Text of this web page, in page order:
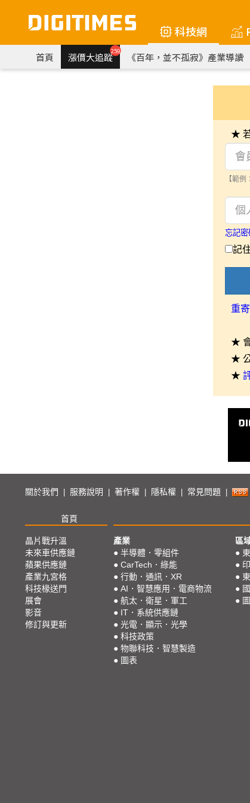
科技網
首頁 漲價大追蹤259 《百年，並不孤寂》產業導讀
★
【範
忘記密
記
重
★
★
★
關於我們 服務說明 著作權 隱私權 常見問題
首頁
晶片戰升溫
未來車供應鏈
蘋果供應鏈
產業九宮格
科技椽送門
展會
影音
修訂與更新
產業
● 半導體．零組件
● CarTech．綠能
● 行動．通訊．XR
● AI．智慧應用．電商物流
● 航太．衛星．軍工
● IT．系統供應鏈
● 光電．顯示．光學
● 科技政策
● 物聯科技．智慧製造
● 圖表
區
●
●
●
●
●